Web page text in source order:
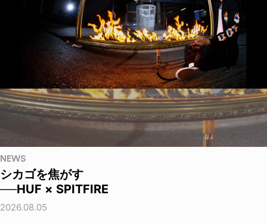
NEWS
シカゴを焦がす
──HUF × SPITFIRE
2026.08.05